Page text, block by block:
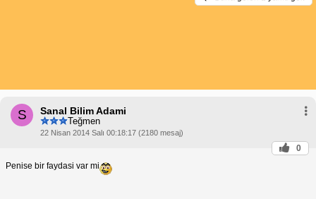
S Sanal Bilim Adami
Teğmen
22 Nisan 2014 Salı 00:18:17 (2180 mesaj)
0
Penise bir faydasi var mi